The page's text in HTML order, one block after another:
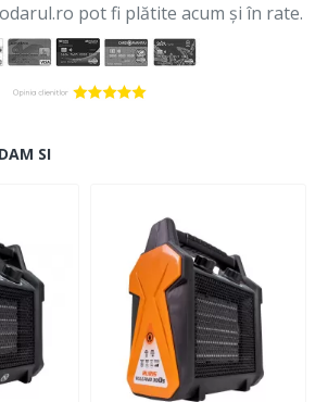
pot fi plătite acum și în rate.
SI